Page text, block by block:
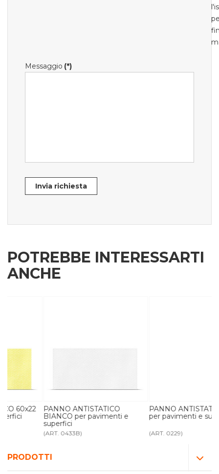
PRODOTTI
Messaggio (*)
Invia richiesta
POTREBBE INTERESSARTI
ANCHE
PANNO ANTISTATICO
BIANCO per pavimenti e
(ART. 0433B)
PANNO ANTISTATICO 60x30
per pavimenti e superfici